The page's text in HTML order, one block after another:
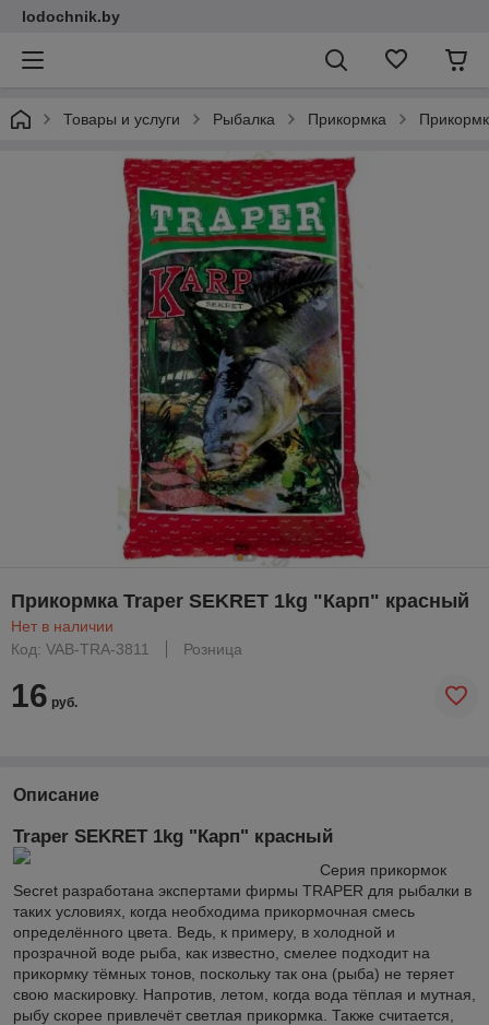
lodochnik.by
Товары и услуги Рыбалка Прикормка
Прикормка Traper SEKRET 1kg "Карп" красный
Нет в наличии
Код: VAB-TRA-3811
Розница
16 руб.
Описание
Traper SEKRET 1kg "Карп" красный
Серия прикормок
Secret разработана экспертами фирмы TRAPER для рыбалки в
таких условиях, когда необходима прикормочная смесь
определённого цвета. Ведь, к примеру, в холодной и
прозрачной воде рыба, как известно, смелее подходит на
прикормку тёмных тонов, поскольку так она (рыба) не теряет
свою маскировку. Напротив, летом, когда вода тёплая и мутная,
рыбу скорее привлечёт светлая прикормка. Также считается,